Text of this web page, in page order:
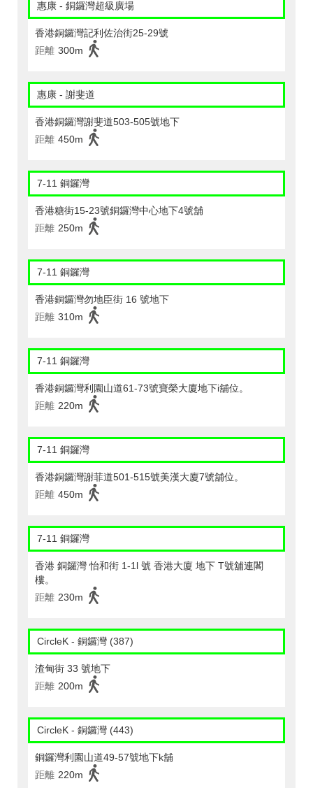
惠康 - 銅鑼灣超級廣場
香港銅鑼灣記利佐治街25-29號
距離 300m
惠康 - 謝斐道
香港銅鑼灣謝斐道503-505號地下
距離 450m
7-11 銅鑼灣
香港糖街15-23號銅鑼灣中心地下4號舖
距離 250m
7-11 銅鑼灣
香港銅鑼灣勿地臣街 16 號地下
距離 310m
7-11 銅鑼灣
香港銅鑼灣利園山道61-73號寶榮大廈地下i舖位。
距離 220m
7-11 銅鑼灣
香港銅鑼灣謝菲道501-515號美漢大廈7號舖位。
距離 450m
7-11 銅鑼灣
香港 銅鑼灣 怡和街 1-1l 號 香港大廈 地下 T號舖連閣
樓。
距離 230m
CircleK - 銅鑼灣 (387)
渣甸街 33 號地下
距離 200m
CircleK - 銅鑼灣 (443)
銅鑼灣利園山道49-57號地下k舖
距離 220m